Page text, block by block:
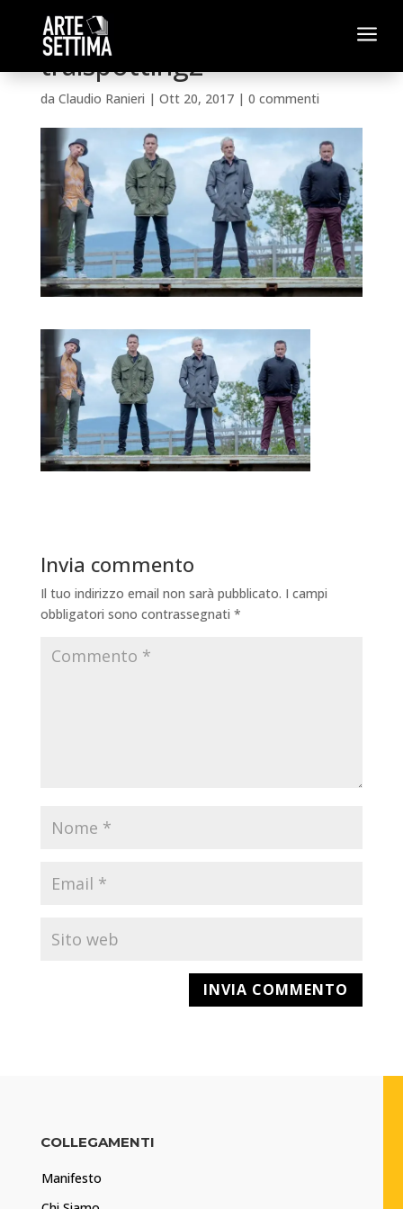
a
traispotting2
da Claudio Ranieri | Ott 20, 2017| 0 commenti
Invia commento
Il tuo indirizzo email non sarà pubblicato. I campi
obbligatori sono contrassegnati *
COLLEGAMENTI
Manifesto